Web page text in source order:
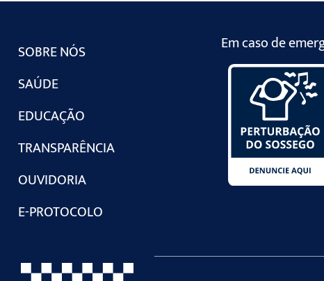
SOBRE NÓS
SAÚDE
EDUCAÇÃO
TRANSPARÊNCIA
OUVIDORIA
E-PROTOCOLO
Em caso de